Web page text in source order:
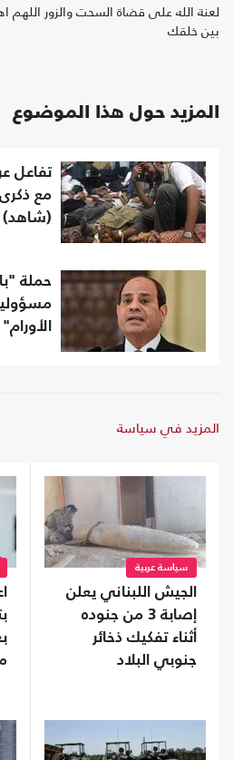
لعنة الله على قضاة السحت والزور اللهم
بين خلقك
المزيد حول هذا الموضوع
تفاعل
مع
(شاهد)
حملة
الأورام"
المزيد في سياسة
سياسة عربية
الجيش اللبناني يعلن
إصابة 3 من جنوده
أثناء تفكيك ذخائر
جنوبي البلاد